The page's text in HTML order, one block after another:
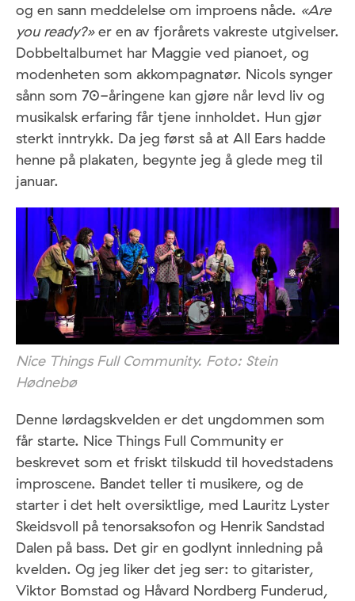
og en sann meddelelse om improens nåde. «Are
you ready?»er en av fjorårets vakreste utgivelser.
Dobbeltalbumet har Maggie ved pianoet, og
modenheten som akkompagnatør. Nicols synger
sånn som 70-åringene kan gjøre når levd liv og
musikalsk erfaring får tjene innholdet. Hun gjør
sterkt inntrykk. Da jeg først så at All Ears hadde
henne på plakaten, begynte jeg å glede meg til
januar.
Nice Things Full Community. Foto: Stein
Hødnebø
Denne lørdagskvelden er det ungdommen som
får starte. Nice Things Full Community er
beskrevet som et friskt tilskudd til hovedstadens
improscene. Bandet teller ti musikere, og de
starter i det helt oversiktlige, med Lauritz Lyster
Skeidsvoll på tenorsaksofon og Henrik Sandstad
Dalen på bass. Det gir en godlynt innledning på
kvelden. Og jeg liker det jeg ser: to gitarister,
Viktor Bomstad og Håvard Nordberg Funderud,